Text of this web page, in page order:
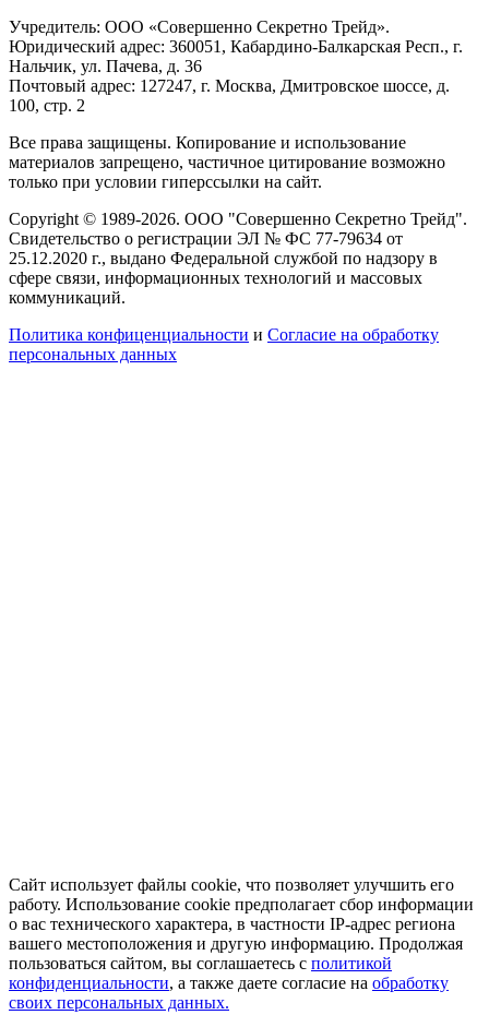
Учредитель: ООО «Совершенно Секретно Трейд».
Юридический адрес: 360051, Кабардино-Балкарская Респ., г.
Нальчик, ул. Пачева, д. 36
Почтовый адрес: 127247, г. Москва, Дмитровское шоссе, д.
100, стр. 2
Все права защищены. Копирование и использование
материалов запрещено, частичное цитирование возможно
только при условии гиперссылки на сайт.
Copyright © 1989-2026. ООО "Совершенно Секретно Трейд".
Свидетельство о регистрации ЭЛ № ФС 77-79634 от
25.12.2020 г., выдано Федеральной службой по надзору в
сфере связи, информационных технологий и массовых
коммуникаций.
Политика конфиценциальности и Согласие на обработку
персональных данных
Сайт использует файлы cookie, что позволяет улучшить его
работу. Использование cookie предполагает сбор информации
о вас технического характера, в частности IP-адрес региона
вашего местоположения и другую информацию. Продолжая
пользоваться сайтом, вы соглашаетесь с политикой
конфиденциальности, а также даете согласие на обработку
своих персональных данных.